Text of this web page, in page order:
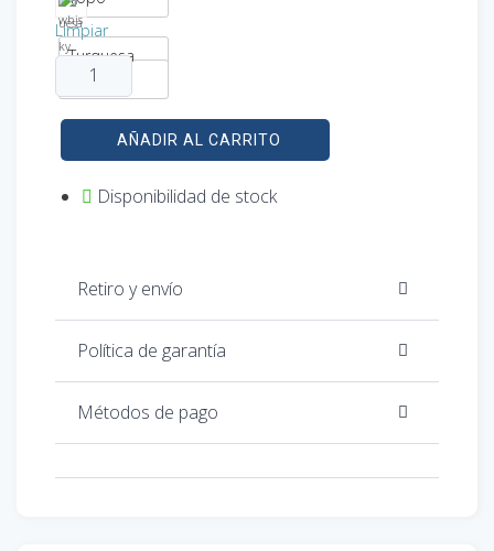
Turquesa
Whisky
Limpiar
AÑADIR AL CARRITO
Disponibilidad de stock
Retiro y envío
Política de garantía
Métodos de pago